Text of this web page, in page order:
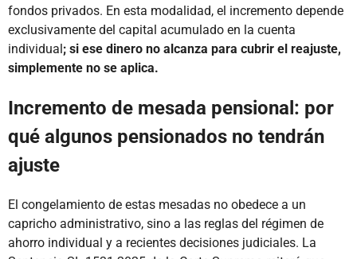
fondos privados. En esta modalidad, el incremento depende
exclusivamente del capital acumulado en la cuenta
individual; si ese dinero no alcanza para cubrir el reajuste,
simplemente no se aplica.
Incremento de mesada pensional: por
qué algunos pensionados no tendrán
ajuste
El congelamiento de estas mesadas no obedece a un
capricho administrativo, sino a las reglas del régimen de
ahorro individual y a recientes decisiones judiciales. La